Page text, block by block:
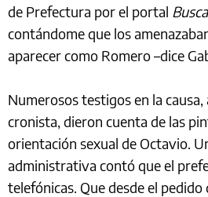
de Prefectura por el portal
contándome que los
aparecer como Romero –dice
Numerosos testigos en la causa,
cronista, dieron cuenta de las
orientación sexual de Octavio.
administrativa contó que el
telefónicas. Que desde el